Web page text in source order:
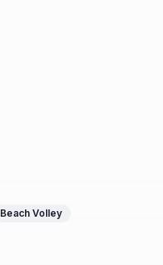
Beach Volley